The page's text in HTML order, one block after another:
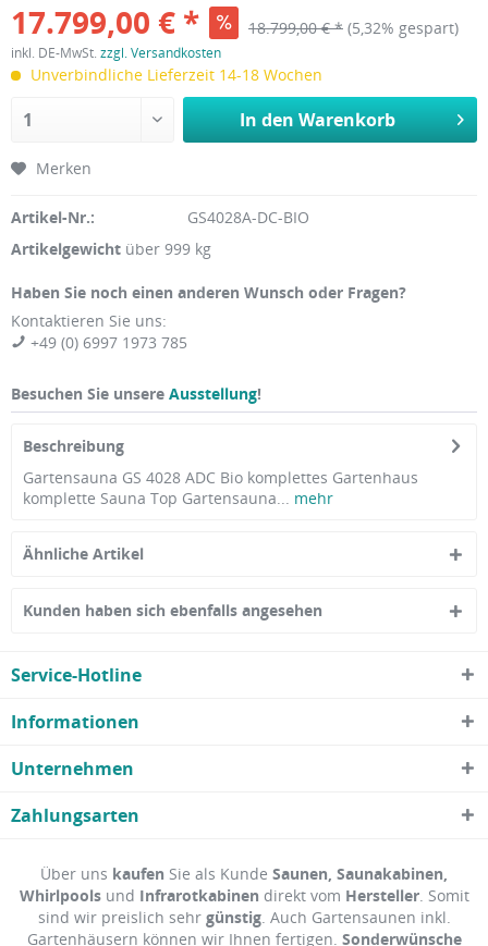
17.799,00 € * 18.799,00 € * (5,32% gespart)
inkl. DE-MwSt. zzgl. Versandkosten
Unverbindliche Lieferzeit 14-18 Wochen
In den Warenkorb
Merken
Artikel-Nr.:
GS4028A-DC-BIO
Artikelgewicht über 999 kg
Haben Sie noch einen anderen Wunsch oder Fragen?
Kontaktieren Sie uns:
+49 (0) 6997 1973 785
Besuchen Sie unsere Ausstellung!
Beschreibung
Gartensauna GS 4028 ADC Bio komplettes Gartenhaus
komplette Sauna Top Gartensauna... mehr
Ähnliche Artikel
Kunden haben sich ebenfalls angesehen
Service-Hotline
Informationen
Unternehmen
Zahlungsarten
Über uns kaufen Sie als Kunde Saunen, Saunakabinen,
Whirlpoolsund Infrarotkabinen direkt vom Hersteller. Somit
sind wir preislich sehr günstig. Auch Gartensaunen inkl.
Gartenhäusern können wir Ihnen fertigen. Sonderwünsche